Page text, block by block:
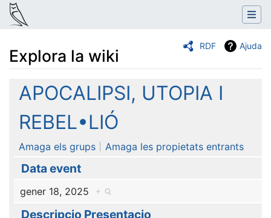
RDF Ajuda
Explora la wiki
Salta a:navegació cerca
APOCALIPSI, UTOPIA I
REBEL•LIÓ
Amaga els grups Amaga les propietats entrants
Data event
gener 18, 2025 +
Descripcio Presentacio